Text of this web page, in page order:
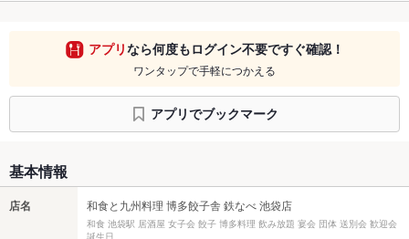
アプリなら何度もログイン不要ですぐ確認！
ワンタップで手軽につかえる
アプリでブックマーク
基本情報
店名 和食と九州料理 博多餃子舎 鉄なべ 池袋店
和食 池袋駅 居酒屋 女子会 餃子 博多料理 飲み放題 宴会 団体 送別会 歓迎会
誕生日